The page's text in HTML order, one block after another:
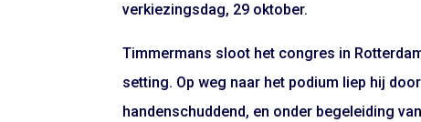
verkiezingsdag, 29 oktober.
Timmermans sloot het congres in
setting. Op weg naar het podium liep hij
handenschuddend, en onder begeleiding